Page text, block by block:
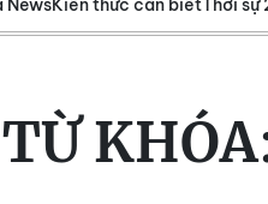
NewsKiến thức cần biếtThời sự
TỪ